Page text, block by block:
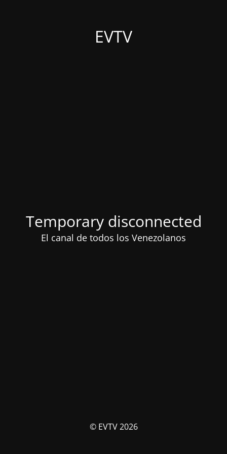
EVTV
Temporary disconnected
El canal de todos los Venezolanos
© EVTV 2026